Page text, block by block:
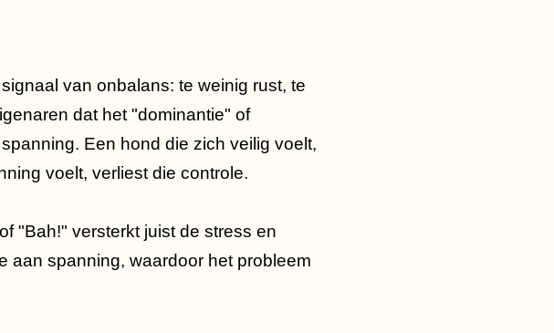
van onbalans: te weinig rust, te
dat het "dominantie" of
Een hond die zich veilig voelt,
voelt, verliest die controle.
"Bah!" versterkt juist de stress en
aan spanning, waardoor het probleem